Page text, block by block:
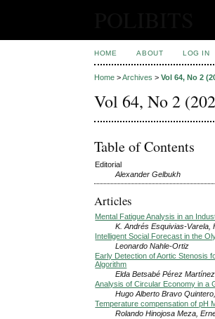
HOME ABOUT LOG IN
Home >Archives >Vol 64, No 2
Vol 64, No 2
Table of Contents
Editorial
Alexander Gelbukh
Articles
Mental Fatigue Analysis in an
K. Andrés Esquivias-
Intelligent Social Forecast in the
Leonardo Nahle-Ortiz
Early Detection of Aortic Stenosis
Algorithm
Elda Betsabé Pérez Martínez
Analysis of Circular Economy in a
Hugo Alberto Bravo
Temperature compensation of pH
Rolando Hinojosa Meza,